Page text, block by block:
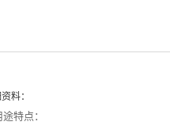
料：
特点：